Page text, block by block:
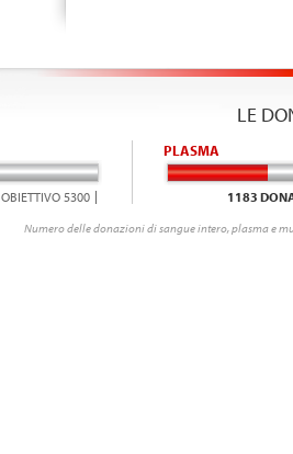
LE
OBIETTIVO 5300
PLASMA
1183
Numero delle donazioni di sangue intero, plasma e